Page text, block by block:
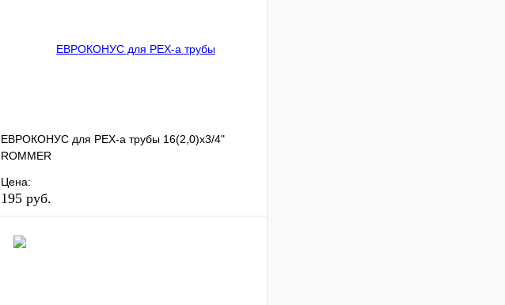
ЕВРОКОНУС для PEX-a трубы 16(2,0)x3/4"
ROMMER
Цена:
195 руб.
Купить в 1 клик